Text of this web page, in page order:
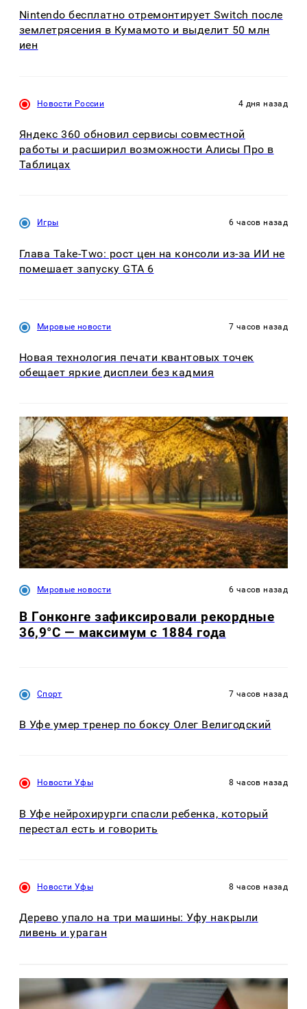
Nintendo бесплатно отремонтирует Switch после
землетрясения в Кумамото и выделит 50 млн
иен
Новости России 4 дня назад
Яндекс 360 обновил сервисы совместной
работы и расширил возможности Алисы Про в
Таблицах
Игры 6 часов назад
Глава Take-Two: рост цен на консоли из-за ИИ не
помешает запуску GTA 6
Мировые новости 7 часов назад
Новая технология печати квантовых точек
обещает яркие дисплеи без кадмия
Мировые новости 6 часов назад
В Гонконге зафиксировали рекордные
36,9°C — максимум с 1884 года
Спорт 7 часов назад
В Уфе умер тренер по боксу Олег Велигодский
Новости Уфы 8 часов назад
В Уфе нейрохирурги спасли ребенка, который
перестал есть и говорить
Новости Уфы 8 часов назад
Дерево упало на три машины: Уфу накрыли
ливень и ураган